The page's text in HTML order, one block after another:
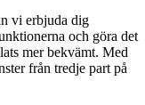
vi erbjuda dig
och göra det
mer bekvämt. Med
från tredje part på